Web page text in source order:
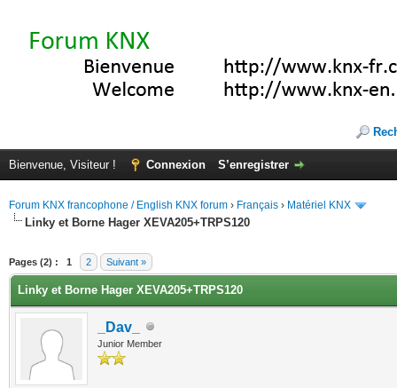
Bienvenue, Visiteur ! Connexion S’enregistrer
Forum KNX francophone / English KNX forum › Français › Matériel KNX
Linky et Borne Hager XEVA205+TRPS120
Pages (2) : 1 2 Suivant »
Linky et Borne Hager XEVA205+TRPS120
_Dav_
Junior Member